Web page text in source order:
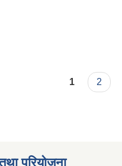
1 2
परियोजना